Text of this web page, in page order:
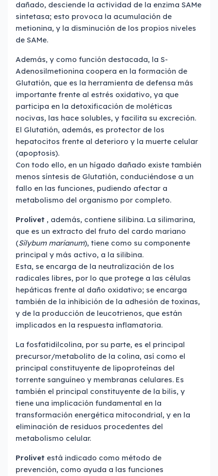
dañado, desciende la actividad de la enzima SAMe
sintetasa; esto provoca la acumulación de
metionina, y la disminución de los propios niveles
de SAMe.
Además, y como función destacada, la S-
Adenosilmetionina coopera en la formación de
Glutatión, que es la herramienta de defensa más
importante frente al estrés oxidativo, ya que
participa en la detoxificación de moléticas
nocivas, las hace solubles, y facilita su excreción.
El Glutatión, además, es protector de los
hepatocitos frente al deterioro y la muerte celular
(apoptosis).
Con todo ello, en un hígado dañado existe también
menos síntesis de Glutatión, conduciéndose a un
fallo en las funciones, pudiendo afectar a
metabolismo del organismo por completo.
Prolivet , además, contiene silibina. La silimarina,
que es un extracto del fruto del cardo mariano
(Silybum maria­num), tiene como su componente
principal y más activo, a la silibina.
Esta, se encarga de la neutralización de los
radicales libres, por lo que protege a las células
hepáticas frente al daño oxidativo; se encarga
también de la inhibición de la adhesión de toxinas,
y de la producción de leucotrienos, que están
implicados en la respuesta inflamatoria.
La fosfatidilcolina, por su parte, es el principal
precursor/metabolito de la colina, así como el
principal constituyente de lipoproteínas del
torrente sanguíneo y membranas celulares. Es
también el principal constituyente de la bilis, y
tiene una implicación fundamental en la
transformación energética mitocondrial, y en la
eliminación de residuos procedentes del
metabolismo celular.
Prolivet está indicado como método de
prevención, como ayuda a las funciones